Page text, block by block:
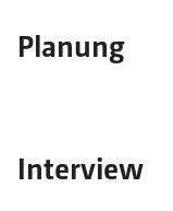
Planung
Interview